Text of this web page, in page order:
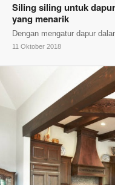
Siling siling untuk
yang menarik
Dengan mengatur dapur
11 Oktober 2018